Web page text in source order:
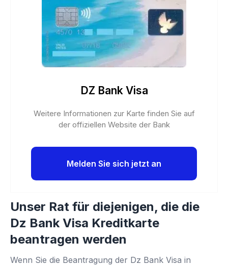
DZ Bank Visa
Weitere Informationen zur Karte finden Sie auf
der offiziellen Website der Bank
Melden Sie sich jetzt an
Unser Rat für diejenigen, die die
Dz Bank Visa Kreditkarte
beantragen werden
Wenn Sie die Beantragung der Dz Bank Visa in